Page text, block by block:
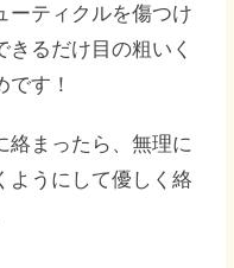
ーティクルを傷つけ
るだけ目の粗いく
す！
絡まったら、無理に
ようにして優しく絡